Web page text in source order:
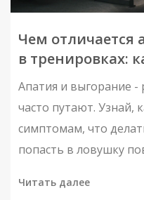
Чем отличается
в тренировках:
что делать
Апатия и выгорание -
часто путают. Узнай,
симптомам, что
попасть в ловушку
Читать далее